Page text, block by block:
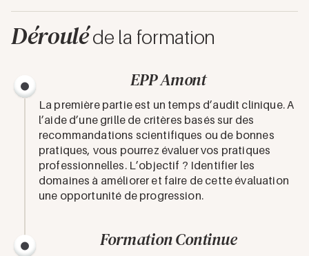
Dérouléde la formation
EPP Amont
La première partie est un temps d’audit clinique. A
l’aide d’une grille de critères basés sur des
recommandations scientifiques ou de bonnes
pratiques, vous pourrez évaluer vos pratiques
professionnelles. L’objectif ? Identifier les
domaines à améliorer et faire de cette évaluation
une opportunité de progression.
Formation Continue